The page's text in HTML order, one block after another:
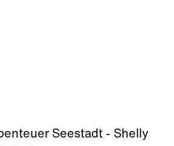
Seestadt - Shelly